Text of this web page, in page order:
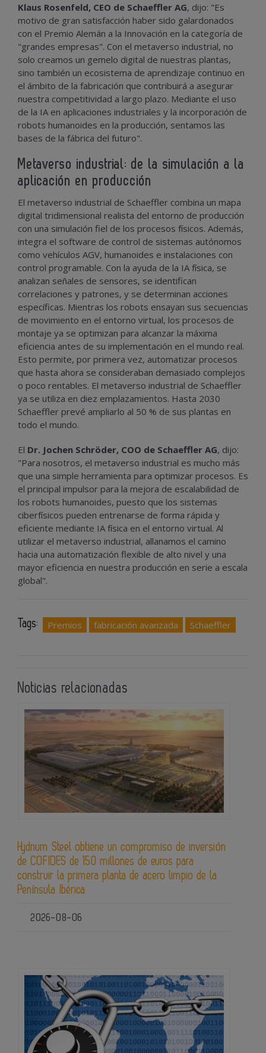
Klaus Rosenfeld, CEO de Schaeffler AG, dijo: "Es
motivo de gran satisfacción haber sido galardonados
con el Premio Alemán a la Innovación en la categoría de
"grandes empresas". Con el metaverso industrial, no
solo creamos un gemelo digital de nuestras plantas,
sino también un ecosistema de aprendizaje continuo en
el ámbito de la fabricación que contribuirá a asegurar
nuestra competitividad a largo plazo. Mediante el uso
de la IA en aplicaciones industriales y la incorporación de
robots humanoides en la producción, sentamos las
bases de la fábrica del futuro".
Metaverso industrial: de la simulación a la
aplicación en producción
El metaverso industrial de Schaeffler combina un mapa
digital tridimensional realista del entorno de producción
con una simulación fiel de los procesos físicos. Además,
integra el software de control de sistemas autónomos
como vehículos AGV, humanoides e instalaciones con
control programable. Con la ayuda de la IA física, se
analizan señales de sensores, se identifican
correlaciones y patrones, y se determinan acciones
específicas. Mientras los robots ensayan sus secuencias
de movimiento en el entorno virtual, los procesos de
montaje ya se optimizan para alcanzar la máxima
eficiencia antes de su implementación en el mundo real.
Esto permite, por primera vez, automatizar procesos
que hasta ahora se consideraban demasiado complejos
o poco rentables. El metaverso industrial de Schaeffler
ya se utiliza en diez emplazamientos. Hasta 2030
Schaeffler prevé ampliarlo al 50 % de sus plantas en
todo el mundo.
El Dr. Jochen Schröder, COO de Schaeffler AG, dijo:
"Para nosotros, el metaverso industrial es mucho más
que una simple herramienta para optimizar procesos. Es
el principal impulsor para la mejora de escalabilidad de
los robots humanoides, puesto que los sistemas
ciberfísicos pueden entrenarse de forma rápida y
eficiente mediante IA física en el entorno virtual. Al
utilizar el metaverso industrial, allanamos el camino
hacia una automatización flexible de alto nivel y una
mayor eficiencia en nuestra producción en serie a escala
global".
Tags: Premios fabricación avanzada Schaeffler
Noticias relacionadas
Hydnum Steel obtiene un compromiso de inversión
de COFIDES de 150 millones de euros para
construir la primera planta de acero limpio de la
Península Ibérica
2026-08-06